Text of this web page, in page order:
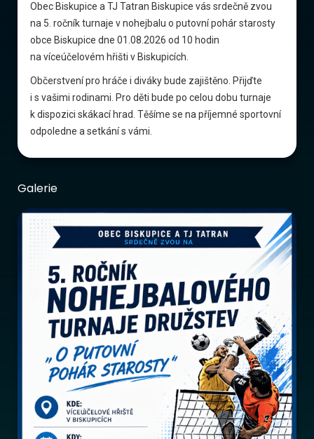
Obec Biskupice a TJ Tatran Biskupice vás srdečně zvou
na 5. ročník turnaje v nohejbalu o putovní pohár starosty
obce Biskupice dne 01.08.2026 od 10 hodin
na víceúčelovém hřišti v Biskupicích.
Občerstvení pro hráče i diváky bude zajištěno. Přijďte
i s vašimi rodinami. Pro děti bude po celou dobu turnaje
k dispozici skákací hrad. Těšíme se na příjemné sportovní
odpoledne a setkání s vámi.
Galerie